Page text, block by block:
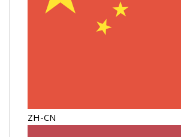
ZH-CN